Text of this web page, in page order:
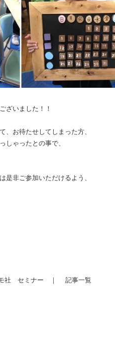
ざいました！！
、お待たせしてしまった方、
しゃったとの事で、
是非ご参加いただけるよう、
社 セミナー ｜ 記事一覧